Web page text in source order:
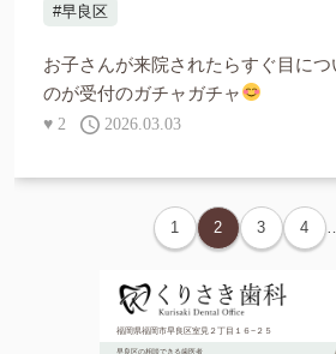
#早良区
お子さんが来院されたらすぐ目に
のが受付のガチャガチャ
♥ 2 2026.03.03
1 2 3 4
福岡県福岡市早良区室見２丁目１６−２５
早良区の相談できる歯医者